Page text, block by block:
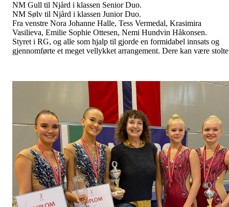
NM Gull til Njård i klassen Senior Duo.
NM Sølv til Njård i klassen Junior Duo.
Fra venstre Nora Johanne Halle, Tess Vermedal, Krasimira
Vasilieva, Emilie Sophie Ottesen, Nemi Hundvin Håkonsen.
Styret i RG, og alle som hjalp til gjorde en formidabel innsats og
gjennomførte et meget vellykket arrangement. Dere kan være